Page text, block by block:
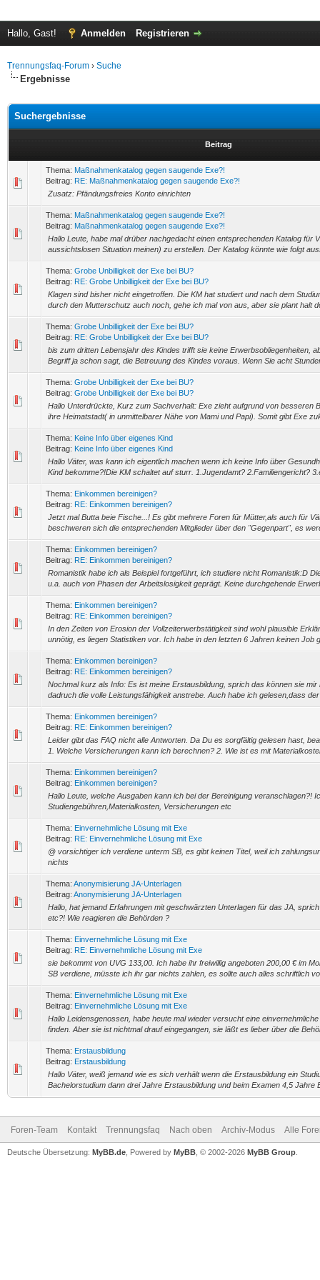
Hallo, Gast! Anmelden Registrieren
Trennungsfaq-Forum › Suche
Ergebnisse
Suchergebnisse
Beitrag
Thema: Maßnahmenkatalog gegen saugende Exe?!
Beitrag: RE: Maßnahmenkatalog gegen saugende Exe?!
Zusatz: Pfändungsfreies Konto einrichten
Thema: Maßnahmenkatalog gegen saugende Exe?!
Beitrag: Maßnahmenkatalog gegen saugende Exe?!
Hallo Leute, habe mal drüber nachgedacht einen entsprechenden Katalog für
aussichtslosen Situation meinen) zu erstellen. Der Katalog könnte wie folgt
Thema: Grobe Unbilligkeit der Exe bei BU?
Beitrag: RE: Grobe Unbilligkeit der Exe bei BU?
Klagen sind bisher nicht eingetroffen. Die KM hat studiert und nach dem
durch den Mutterschutz auch noch, gehe ich mal von aus, aber sie plant halt
Thema: Grobe Unbilligkeit der Exe bei BU?
Beitrag: RE: Grobe Unbilligkeit der Exe bei BU?
bis zum dritten Lebensjahr des Kindes trifft sie keine Erwerbsobliegenheiten,
Begriff ja schon sagt, die Betreuung des Kindes voraus. Wenn Sie acht
Thema: Grobe Unbilligkeit der Exe bei BU?
Beitrag: Grobe Unbilligkeit der Exe bei BU?
Hallo Unterdrückte, Kurz zum Sachverhalt: Exe zieht aufgrund von besseren
ihre Heimatstadt( in unmittelbarer Nähe von Mami und Papi). Somit gibt Exe
Thema: Keine Info über eigenes Kind
Beitrag: Keine Info über eigenes Kind
Hallo Väter, was kann ich eigentlich machen wenn ich keine Info über
Kind bekomme?!Die KM schaltet auf sturr. 1.Jugendamt? 2.Familiengericht?
Thema: Einkommen bereinigen?
Beitrag: RE: Einkommen bereinigen?
Jetzt mal Butta beie Fische...! Es gibt mehrere Foren für Mütter,als auch für
beschweren sich die entsprechenden Mitglieder über den "Gegenpart", es
Thema: Einkommen bereinigen?
Beitrag: RE: Einkommen bereinigen?
Romanistik habe ich als Beispiel fortgeführt, ich studiere nicht Romanistik:D
u.a. auch von Phasen der Arbeitslosigkeit geprägt. Keine durchgehende
Thema: Einkommen bereinigen?
Beitrag: RE: Einkommen bereinigen?
In den Zeiten von Erosion der Vollzeiterwerbstätigkeit sind wohl plausible
unnötig, es liegen Statistiken vor. Ich habe in den letzten 6 Jahren keinen Job
Thema: Einkommen bereinigen?
Beitrag: RE: Einkommen bereinigen?
Nochmal kurz als Info: Es ist meine Erstausbildung, sprich das können sie mir
dadruch die volle Leistungsfähigkeit anstrebe. Auch habe ich gelesen,dass
Thema: Einkommen bereinigen?
Beitrag: RE: Einkommen bereinigen?
Leider gibt das FAQ nicht alle Antworten. Da Du es sorgfältig gelesen hast,
1. Welche Versicherungen kann ich berechnen? 2. Wie ist es mit
Thema: Einkommen bereinigen?
Beitrag: Einkommen bereinigen?
Hallo Leute, welche Ausgaben kann ich bei der Bereinigung veranschlagen?!
Studiengebühren,Materialkosten, Versicherungen etc
Thema: Einvernehmliche Lösung mit Exe
Beitrag: RE: Einvernehmliche Lösung mit Exe
@ vorsichtiger ich verdiene unterm SB, es gibt keinen Titel, weil ich
nichts
Thema: Anonymisierung JA-Unterlagen
Beitrag: Anonymisierung JA-Unterlagen
Hallo, hat jemand Erfahrungen mit geschwärzten Unterlagen für das JA,
etc?! Wie reagieren die Behörden ?
Thema: Einvernehmliche Lösung mit Exe
Beitrag: RE: Einvernehmliche Lösung mit Exe
sie bekommt von UVG 133,00. Ich habe ihr freiwillig angeboten 200,00 € im
SB verdiene, müsste ich ihr gar nichts zahlen, es sollte auch alles schriftlich
Thema: Einvernehmliche Lösung mit Exe
Beitrag: Einvernehmliche Lösung mit Exe
Hallo Leidensgenossen, habe heute mal wieder versucht eine
finden. Aber sie ist nichtmal drauf eingegangen, sie läßt es lieber über die
Thema: Erstausbildung
Beitrag: Erstausbildung
Hallo Väter, weiß jemand wie es sich verhält wenn die Erstausbildung ein
Bachelorstudium dann drei Jahre Erstausbildung und beim Examen 4,5 Jahre
Foren-Team Kontakt Trennungsfaq Nach oben Archiv-Modus Alle
Deutsche Übersetzung: MyBB.de , Powered by MyBB , © 2002-2026 MyBB Group